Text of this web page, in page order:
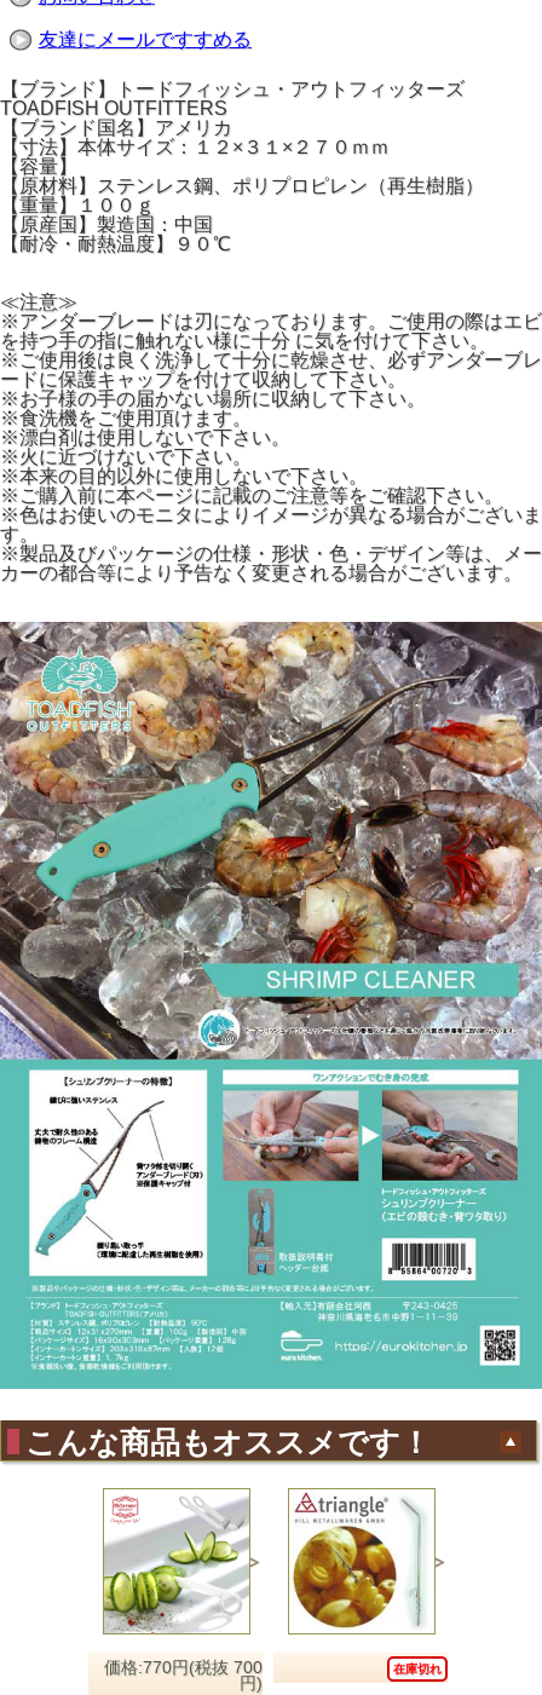
友達にメールですすめる
【ブランド】トードフィッシュ・アウトフィッターズ
TOADFISH OUTFITTERS
【ブランド国名】アメリカ
【寸法】本体サイズ：１２×３１×２７０ｍｍ
【容量】
【原材料】ステンレス鋼、ポリプロピレン（再生樹脂）
【重量】１００ｇ
【原産国】製造国：中国
【耐冷・耐熱温度】９０℃
≪注意≫
※アンダーブレードは刃になっております。ご使用の際はエビ
を持つ手の指に触れない様に十分 に気を付けて下さい。
※ご使用後は良く洗浄して十分に乾燥させ、必ずアンダーブレ
ードに保護キャップを付けて収納して下さい。
※お子様の手の届かない場所に収納して下さい。
※食洗機をご使用頂けます。
※漂白剤は使用しないで下さい。
※火に近づけないで下さい。
※本来の目的以外に使用しないで下さい。
※ご購入前に本ページに記載のご注意等をご確認下さい。
※色はお使いのモニタによりイメージが異なる場合がございま
す。
※製品及びパッケージの仕様・形状・色・デザイン等は、メー
カーの都合等により予告なく変更される場合がございます。
こんな商品もオススメです！
価格:770円(税抜 700
円)
在庫切れ